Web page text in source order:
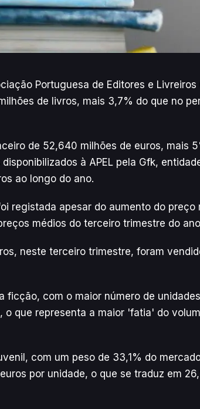
Portuguesa de Editores e Livreiros
de livros, mais 3,7% do que no
de 52,640 milhões de euros, mais
à APEL pela Gfk,
ao longo do ano.
registada apesar do aumento do preço
médios do terceiro trimestre do
neste terceiro trimestre, foram
ficção, com o maior número de
o que representa a maior 'fatia' do
com um peso de 33,1% do
por unidade, o que se traduz em